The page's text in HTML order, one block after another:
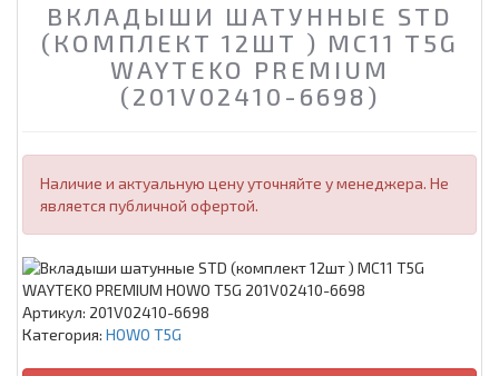
ВКЛАДЫШИ ШАТУННЫЕ STD
(КОМПЛЕКТ 12ШТ ) MC11 T5G
WAYTEKO PREMIUM
(201V02410-6698)
Наличие и актуальную цену уточняйте у менеджера. Не
является публичной офертой.
Артикул: 201V02410-6698
Категория: HOWO T5G